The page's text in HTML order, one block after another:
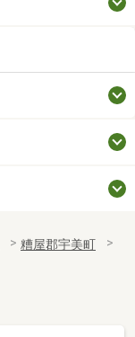
糟屋郡宇美町